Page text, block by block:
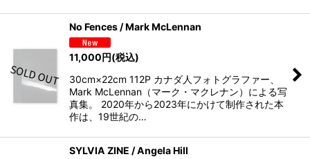
No Fences / Mark McLennan
11,000円(税込)
30cm×22cm 112P カナダ人フォトグラファー、
Mark McLennan（マーク・マクレナン）による写
真集。 2020年から2023年にかけて制作された本
作は、19世紀の…
SYLVIA ZINE / Angela Hill